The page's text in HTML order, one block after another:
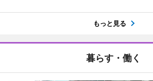
もっと見る
暮らす・働く